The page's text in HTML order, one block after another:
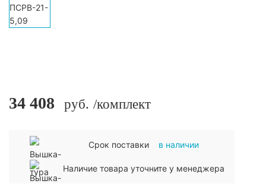
34 408 руб. /комплект
Срок поставки в наличии
Наличие товара уточните у менеджера